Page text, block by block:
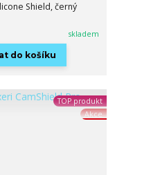
Shield, černý
skladem
do košíku
TOP produkt
Akce